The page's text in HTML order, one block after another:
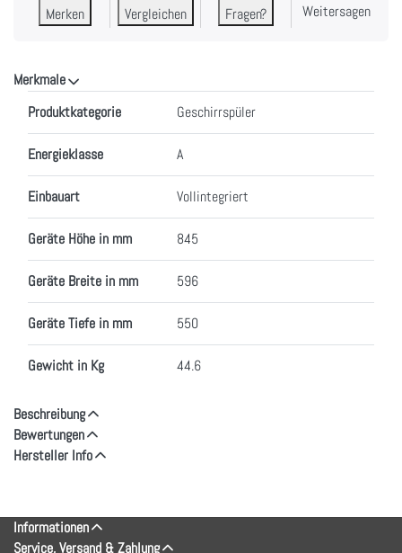
Merken Vergleichen Fragen? Weitersagen
Merkmale
Produktkategorie Geschirrspüler
Energieklasse A
Einbauart Vollintegriert
Geräte Höhe in mm 845
Geräte Breite in mm 596
Geräte Tiefe in mm 550
Gewicht in Kg 44.6
Beschreibung
Bewertungen
Hersteller Info
Informationen
Service, Versand & Zahlung